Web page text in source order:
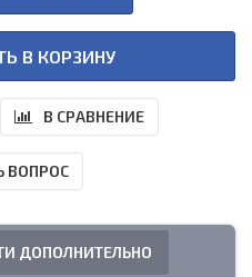
В КОРЗИНУ
В СРАВНЕНИЕ
ВОПРОС
ДОПОЛНИТЕЛЬНО